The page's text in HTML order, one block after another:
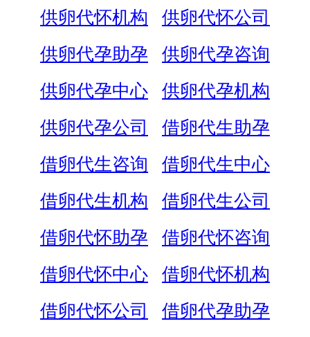
供卵代怀机构
供卵代怀公司
供卵代孕助孕
供卵代孕咨询
供卵代孕中心
供卵代孕机构
供卵代孕公司
借卵代生助孕
借卵代生咨询
借卵代生中心
借卵代生机构
借卵代生公司
借卵代怀助孕
借卵代怀咨询
借卵代怀中心
借卵代怀机构
借卵代怀公司
借卵代孕助孕